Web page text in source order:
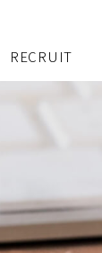
RECRUIT